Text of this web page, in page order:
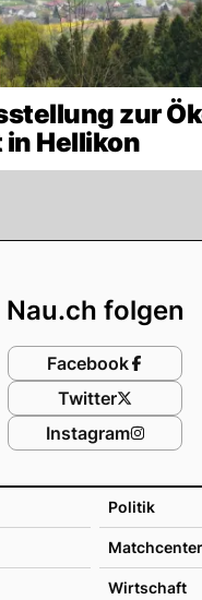
zur
Hellikon
Politik
Matchcenter
Wirtschaft
Nau.ch folgen
Facebook
Twitter
Instagram